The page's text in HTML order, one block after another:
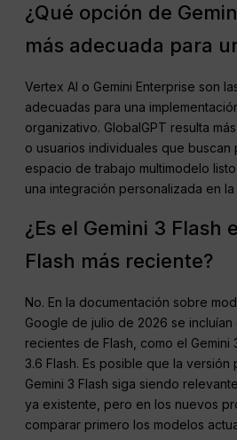
¿Qué opción de
más adecuada para
Vertex AI o Gemini Enterprise son
adecuadas para una
organizativo. GlobalGPT resulta
o usuarios individuales que buscan
espacio de trabajo multimodelo
una integración personalizada en la
¿Es el Gemini 3 Flash
Flash más reciente?
No. En la documentación sobre
Google de julio de 2026 se incluían
recientes de Flash, como el Gemini
3.6 Flash. Es posible que la versión
Gemini 3 Flash siga siendo
ya existente, pero en los nuevos
comparar primero los modelos